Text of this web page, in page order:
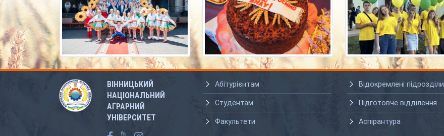
ВІННИЦЬКИЙ
НАЦІОНАЛЬНИЙ
АГРАРНИЙ
УНІВЕРСИТЕТ
Абітурієнтам
Студентам
Факультети
Відокремлені підрозділи
Підготовче відділення
Аспірантура